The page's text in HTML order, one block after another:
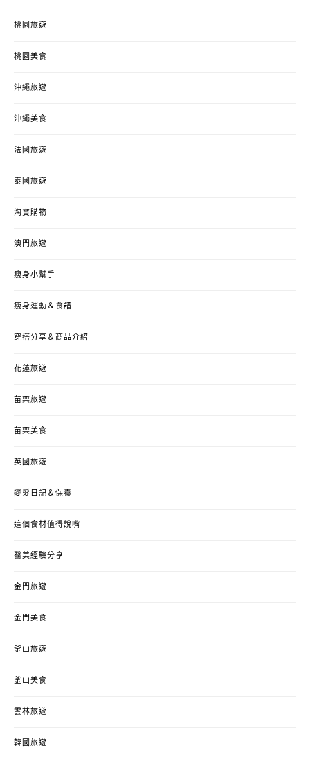
桃園旅遊
桃園美食
沖繩旅遊
沖繩美食
法國旅遊
泰國旅遊
淘寶購物
澳門旅遊
瘦身小幫手
瘦身運動＆食譜
穿搭分享＆商品介紹
花蓮旅遊
苗栗旅遊
苗栗美食
英國旅遊
變髮日記＆保養
這個食材值得說嘴
醫美經驗分享
金門旅遊
金門美食
釜山旅遊
釜山美食
雲林旅遊
韓國旅遊